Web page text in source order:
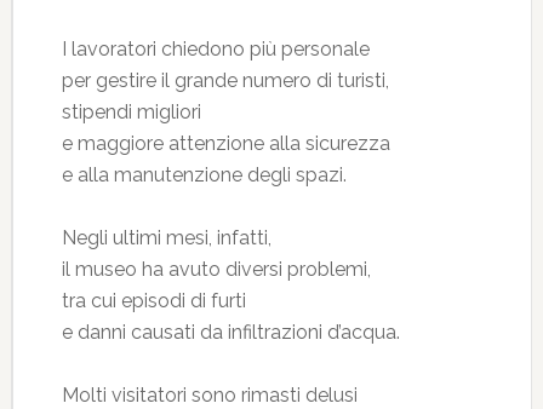
I lavoratori chiedono più personale
per gestire il grande numero di turisti,
stipendi migliori
e maggiore attenzione alla sicurezza
e alla manutenzione degli spazi.
Negli ultimi mesi, infatti,
il museo ha avuto diversi problemi,
tra cui episodi di furti
e danni causati da infiltrazioni d’acqua.
Molti visitatori sono rimasti delusi